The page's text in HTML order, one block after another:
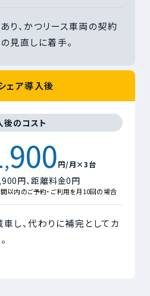
り、かつリース車両の契約
見直しに着手。
ェア導入後
後のコスト
,900円/月×3台
円、距離料金0円
以内のご予約・ご利用を月10回の場合
し、代わりに補完としてカ